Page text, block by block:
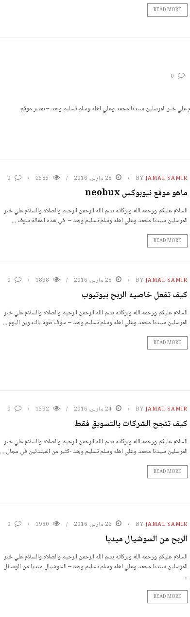
READ MORE
0
علي خير المرسلين سيدنا محمد وعلي اهله وسلم تسليم وبعد – يعتبر موقع
BY JAMAL SAMIR 28 مارس، 2016 2585
0
ماهو موقع نيوبوكس neobux
السلام عليكم ورحمه الله وبركاته بسم الله الرحمن الرحيم والصلاه والسلام علي خير
المرسلين سيدنا محمد وعلي اهله وسلم تسليم وبعد – في هذه المقالة سوف ...
READ MORE
BY JAMAL SAMIR 28 مارس، 2016 1898
0
كيف تفعل خاصيه الربح بيوتيوب
السلام عليكم ورحمه الله وبركاته بسم الله الرحمن الرحيم والصلاه والسلام علي خير
المرسلين سيدنا محمد وعلي اهله وسلم تسليم وبعد – سوف نقوم بالتدوين اليوم ...
READ MORE
BYJAMAL SAMIR 24 مارس، 2016 1592
0
كيف تنجح الشركات بالتسويق فقط
السلام عليكم ورحمه الله وبركاته بسم الله الرحمن الرحيم والصلاه والسلام علي خير
المرسلين سيدنا محمد وعلي اهله وسلم تسليم وبعد -كثير من المبتدئين في مجال ...
READ MORE
BYJAMAL SAMIR 22 مارس، 2016 1960
0
الربح من السوشيال ميديا
السلام عليكم ورحمه الله وبركاته بسم الله الرحمن الرحيم والصلاه والسلام علي خير
المرسلين سيدنا محمد وعلي اهله وسلم تسليم وبعد – السوشيال ميديا من الوسائل
...
READ MORE